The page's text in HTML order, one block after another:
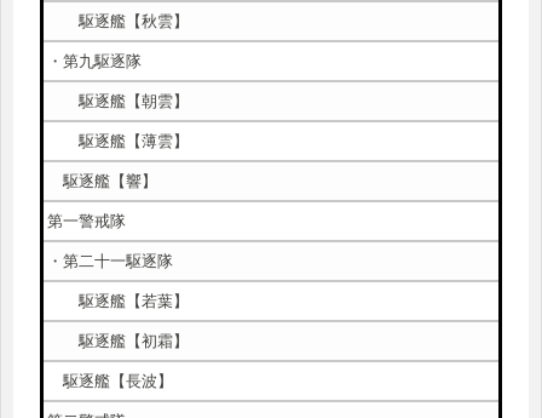
駆逐艦【秋雲】
・第九駆逐隊
駆逐艦【朝雲】
駆逐艦【薄雲】
駆逐艦【響】
第一警戒隊
・第二十一駆逐隊
駆逐艦【若葉】
駆逐艦【初霜】
駆逐艦【長波】